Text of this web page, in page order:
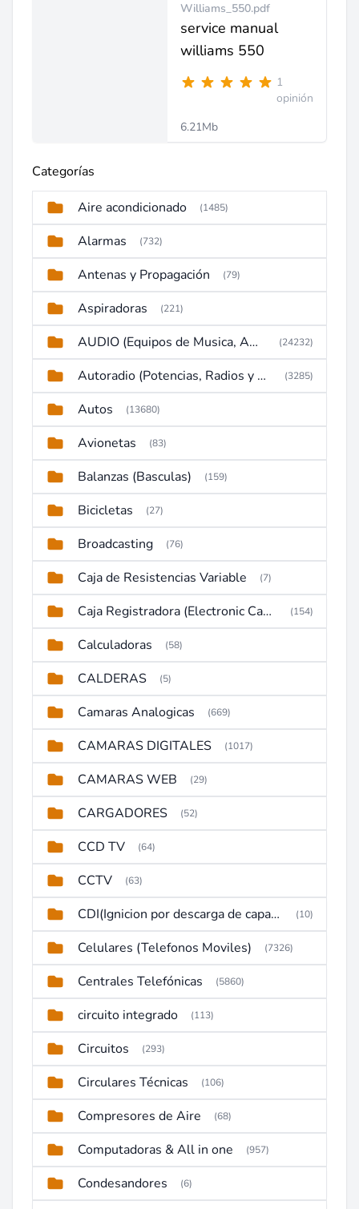
Williams_550.pdf
service manual
williams 550
1
opinión
6.21Mb
Categorías
Aire acondicionado (1485)
Alarmas (732)
Antenas y Propagación (79)
Aspiradoras (221)
AUDIO (Equipos de Musica, Amplificadores, Reproductores, Etc) (24232)
Autoradio (Potencias, Radios y DVD) (3285)
Autos (13680)
Avionetas (83)
Balanzas (Basculas) (159)
Bicicletas (27)
Broadcasting (76)
Caja de Resistencias Variable (7)
Caja Registradora (Electronic Cash Register) (154)
Calculadoras (58)
CALDERAS (5)
Camaras Analogicas (669)
CAMARAS DIGITALES (1017)
CAMARAS WEB (29)
CARGADORES (52)
CCD TV (64)
CCTV (63)
CDI(Ignicion por descarga de capacitor) (10)
Celulares (Telefonos Moviles) (7326)
Centrales Telefónicas (5860)
circuito integrado (113)
Circuitos (293)
Circulares Técnicas (106)
Compresores de Aire (68)
Computadoras & All in one (957)
Condesandores (6)